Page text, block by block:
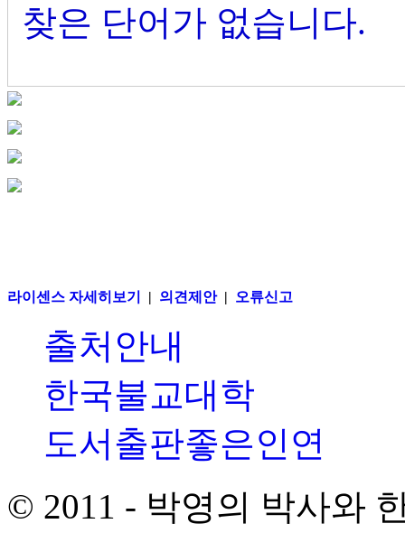
찾은 단어가 없습니다.
라이센스 자세히보기 | 의견제안| 오류신고
출처안내
한국불교대학
도서출판좋은인연
© 2011 - 박영의 박사와